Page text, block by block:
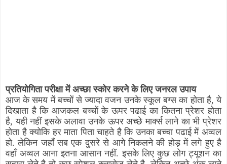
प्रतियोगिता परीक्षा में अच्छा स्कोर करने के लिए जनरल उपाय
आज के समय में बच्चों से ज्यादा वजन उनके स्कूल बग्स का होता है,ये
दिखाता है कि आजकल बच्चों के ऊपर पढाई का कितना प्रेशर होता
है,यही नहीं इसके अलावा उनके ऊपर अच्छे मार्क्स लाने का भी प्रेशर
होता है क्योकि हर माता पिता चाहते है कि उनका बच्चा पढाई में अव्वल
हो. लेकिन जहाँ सब एक दुसरे से आगे निकलने की होड़ में लगे हुए है
वहाँ अव्वल आना इतना आसान नहीं. इसके लिए कुछ लोग ट्यूशन का